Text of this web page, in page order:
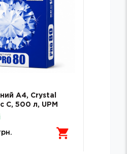
FLAME Optima